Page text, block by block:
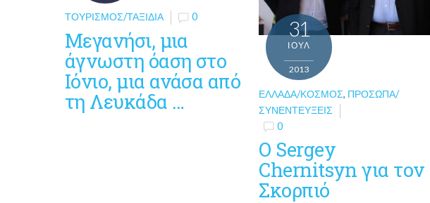
ΤΟΥΡΙΣΜΌΣ/ΤΑΞΊΔΙΑ 0
Μεγανήσι, μια
άγνωστη όαση στο
Ιόνιο, μια ανάσα από
τη Λευκάδα …
31
ΙΟΎΛ
2013
ΕΛΛΆΔΑ/ΚΌΣΜΟΣ, ΠΡΌΣΩΠΑ/
ΣΥΝΕΝΤΕΎΞΕΙΣ
0
O Sergey
Chernitsyn για τον
Σκορπιό